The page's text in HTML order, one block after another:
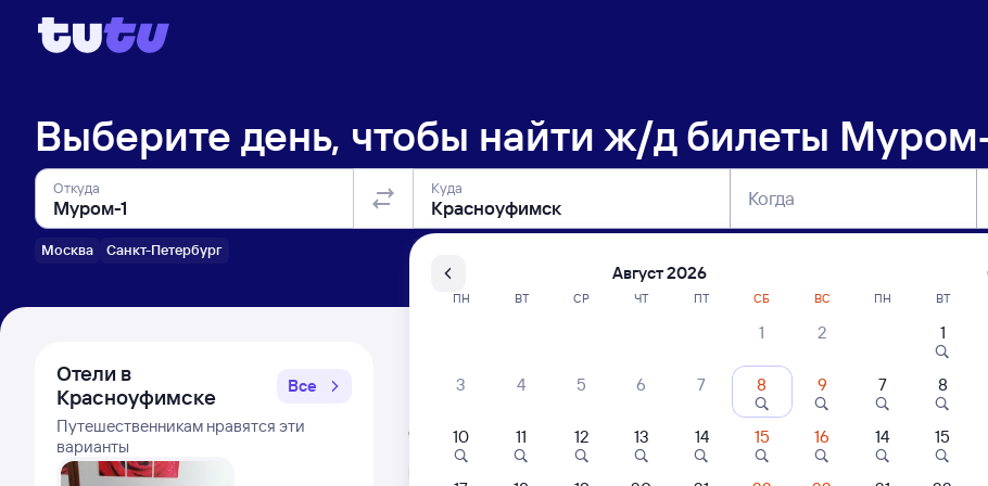
Выберите день, чтобы найти ж/д билеты
Откуда
Москва Санкт-Петербург
Куда Когда
Отели в
Красноуфимске
Все
Путешественникам нравятся эти
варианты
Расписание поездов Муром-1 — Красноуфимск
Расписание поездов Красноуфимск — Муром-1
Открыта продажа билетов на 5 ноября. Отправление и прибытие по местному времени.
Тип вагона
Август 2026
ПН ВТ СР ЧТ ПТ СБ ВС
1 2
3 4 5 6 7 8 9
10 11 12 13 14 15 16
ПН ВТ
1
7 8
14 15